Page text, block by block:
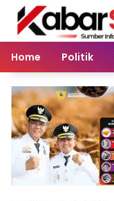
Langsung
konten
Home
Politik